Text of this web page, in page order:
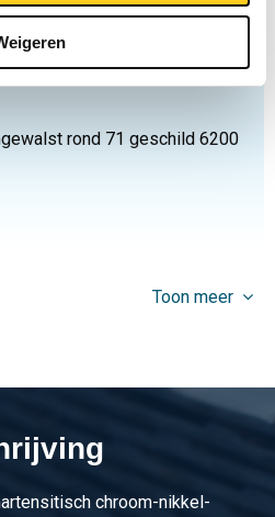
rond 71 geschild 6200
Toon meer
chroom-nikkel-